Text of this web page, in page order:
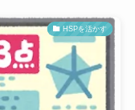
HSPを活かす